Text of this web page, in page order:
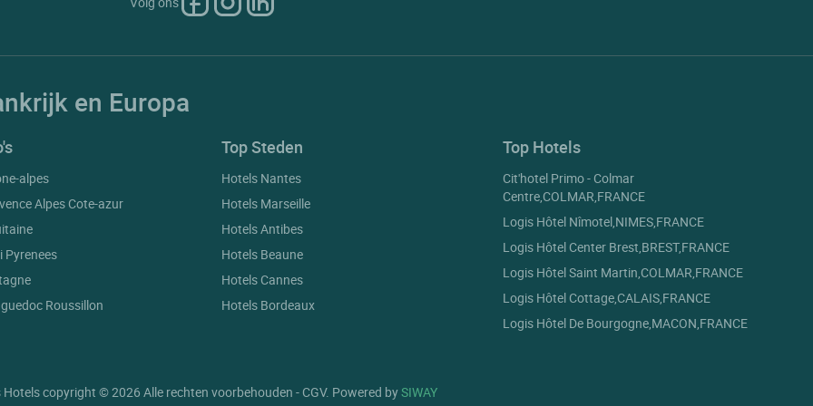
en Europa
alpes
Alpes Cote-azur
Pyrenees
Roussillon
Top Steden
Hotels Nantes
Hotels Marseille
Hotels Antibes
Hotels Beaune
Hotels Cannes
Hotels Bordeaux
Top Hotels
Cit'hotel Primo - Colmar
Centre,COLMAR,FRANCE
Logis Hôtel Nîmotel,NIMES,FRANCE
Logis Hôtel Center Brest,BREST,FRANCE
Logis Hôtel Saint Martin,COLMAR,FRANCE
Logis Hôtel Cottage,CALAIS,FRANCE
Logis Hôtel De Bourgogne,MACON,FRANCE
Hotels copyright © 2026 Alle rechten voorbehouden - CGV. Powered bySIWAY